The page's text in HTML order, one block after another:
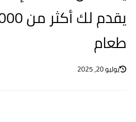
طعام
يوليو 20, 2025